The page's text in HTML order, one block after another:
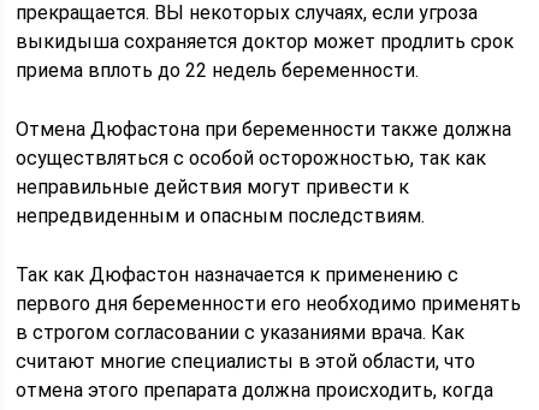
прекращается. ВЫ некоторых случаях, если угроза
выкидыша сохраняется доктор может продлить срок
приема вплоть до 22 недель беременности.
Отмена Дюфастона при беременности также должна
осуществляться с особой осторожностью, так как
неправильные действия могут привести к
непредвиденным и опасным последствиям.
Так как Дюфастон назначается к применению с
первого дня беременности его необходимо применять
в строгом согласовании с указаниями врача. Как
считают многие специалисты в этой области, что
отмена этого препарата должна происходить, когда